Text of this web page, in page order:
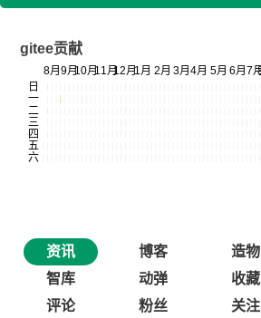
gitee贡献
资讯 博客
造物
智库
动弹
收藏
评论
粉丝 关注